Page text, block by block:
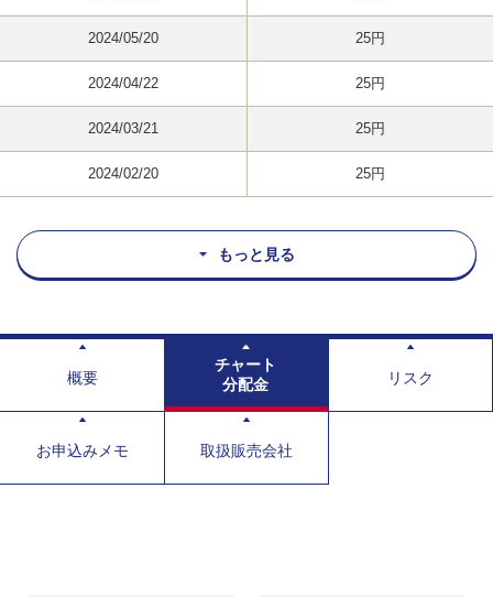
2024/05/20 25円
2024/04/22 25円
2024/03/21 25円
2024/02/20 25円
もっと見る
概要
チャート
分配金
リスク
お申込みメモ 取扱販売会社